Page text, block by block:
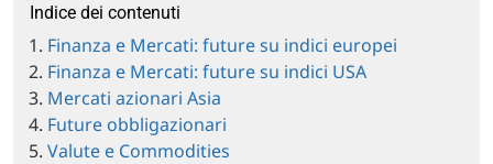
Indice dei contenuti
Finanza e Mercati: future su indici europei
Finanza e Mercati: future su indici USA
Mercati azionari Asia
Future obbligazionari
Valute e Commodities